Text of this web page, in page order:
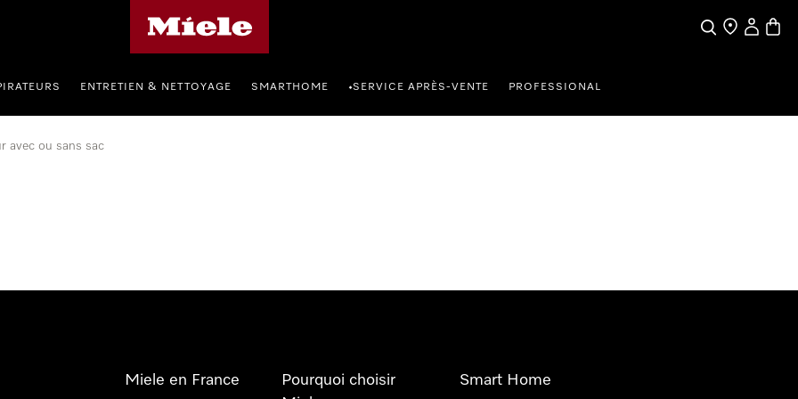
SearchFind a store
My
ENTRETIEN & NETTOYAGE SMARTHOME •SERVICE APRÈS-VENTE PROFESSIONAL
avec ou sans sac
Miele en France
Pourquoi choisir
Smart Home